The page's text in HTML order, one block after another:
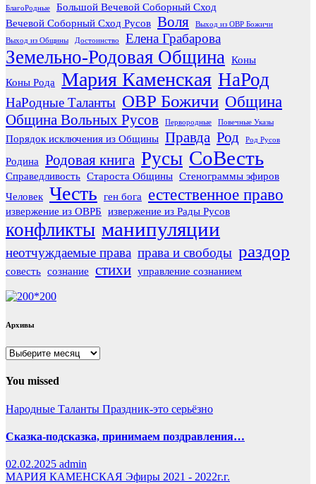
БлагоРодные
Большой Вечевой Соборный Сход
Вечевой Соборный Сход Русов Воля Выход из ОВР Божичи
Выход из Общины Достоинство Елена Грабарова
Земельно-Родовая Община Коны
Коны Рода Мария Каменская НаРод
НаРодные Таланты ОВР Божичи Община
Община Вольных Русов Первородные Повечные Указы
Порядок исключения из Общины Правда Род Род Русов
Родина Родовая книга Русы СоВесть
Справедливость Староста Общины Стенограммы эфиров
Человек Честь ген бога естественное право
извержение из ОВРБ извержение из Рады Русов
конфликты манипуляции
неотчуждаемые права права и свободы раздор
совесть сознание стихи управление сознанием
Архивы
Архивы
You missed
Народные Таланты Праздник-это серьёзно
Сказка-подсказка, принимаем поздравления…
02.02.2025 admin
МАРИЯ КАМЕНСКАЯ Эфиры 2021 - 2022г.г.